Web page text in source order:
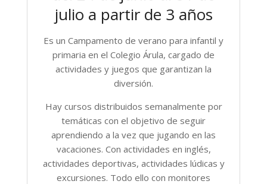
julio a partir de 3 años
Es un Campamento de verano para infantil y
primaria en el Colegio Árula, cargado de
actividades y juegos que garantizan la
diversión.
Hay cursos distribuidos semanalmente por
temáticas con el objetivo de seguir
aprendiendo a la vez que jugando en las
vacaciones. Con actividades en inglés,
actividades deportivas, actividades lúdicas y
excursiones. Todo ello con monitores